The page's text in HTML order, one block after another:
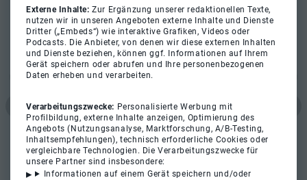
Externe Inhalte:Zur Ergänzung unserer redaktionellen Texte,
nutzen wir in unseren Angeboten externe Inhalte und Dienste
Dritter („Embeds“) wie interaktive Grafiken, Videos oder
Podcasts. Die Anbieter, von denen wir diese externen Inhalten
und Dienste beziehen, können ggf. Informationen auf Ihrem
Gerät speichern oder abrufen und Ihre personenbezogenen
Daten erheben und verarbeiten.
Verarbeitungszwecke: Personalisierte Werbung mit
Profilbildung, externe Inhalte anzeigen, Optimierung des
Angebots (Nutzungsanalyse, Marktforschung, A/B-Testing,
Inhaltsempfehlungen), technisch erforderliche Cookies oder
vergleichbare Technologien. Die Verarbeitungszwecke für
unsere Partner sind insbesondere:
Informationen auf einem Gerät speichern und/oder